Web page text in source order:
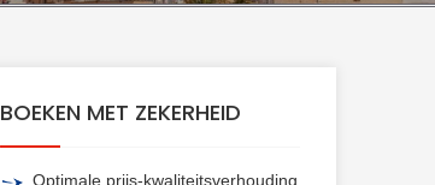
BOEKEN MET ZEKERHEID
Optimale prijs-kwaliteitsverhouding